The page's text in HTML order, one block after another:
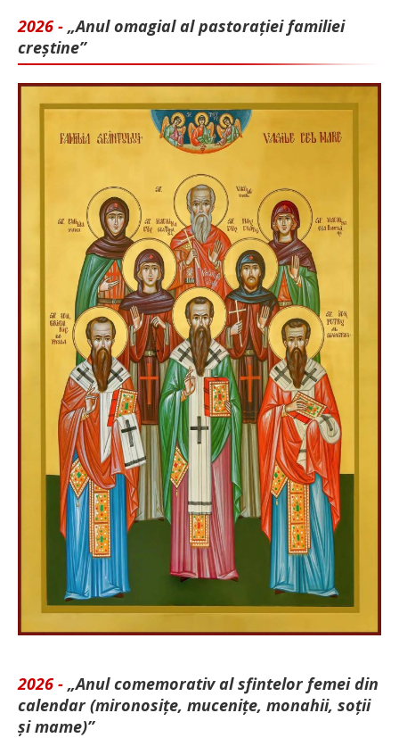
2026 - „Anul omagial al pastorației familiei
creștine”
2026 - „Anul comemorativ al sfintelor femei din
calendar (mironosițe, mu­cenițe, monahii, soții
și mame)”